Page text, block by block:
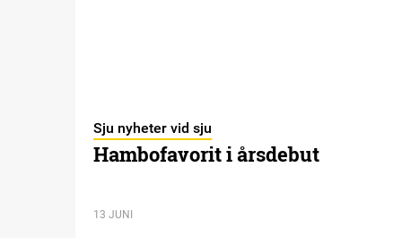
Sju nyheter vid sju
Hambofavorit i årsdebut
13 JUNI